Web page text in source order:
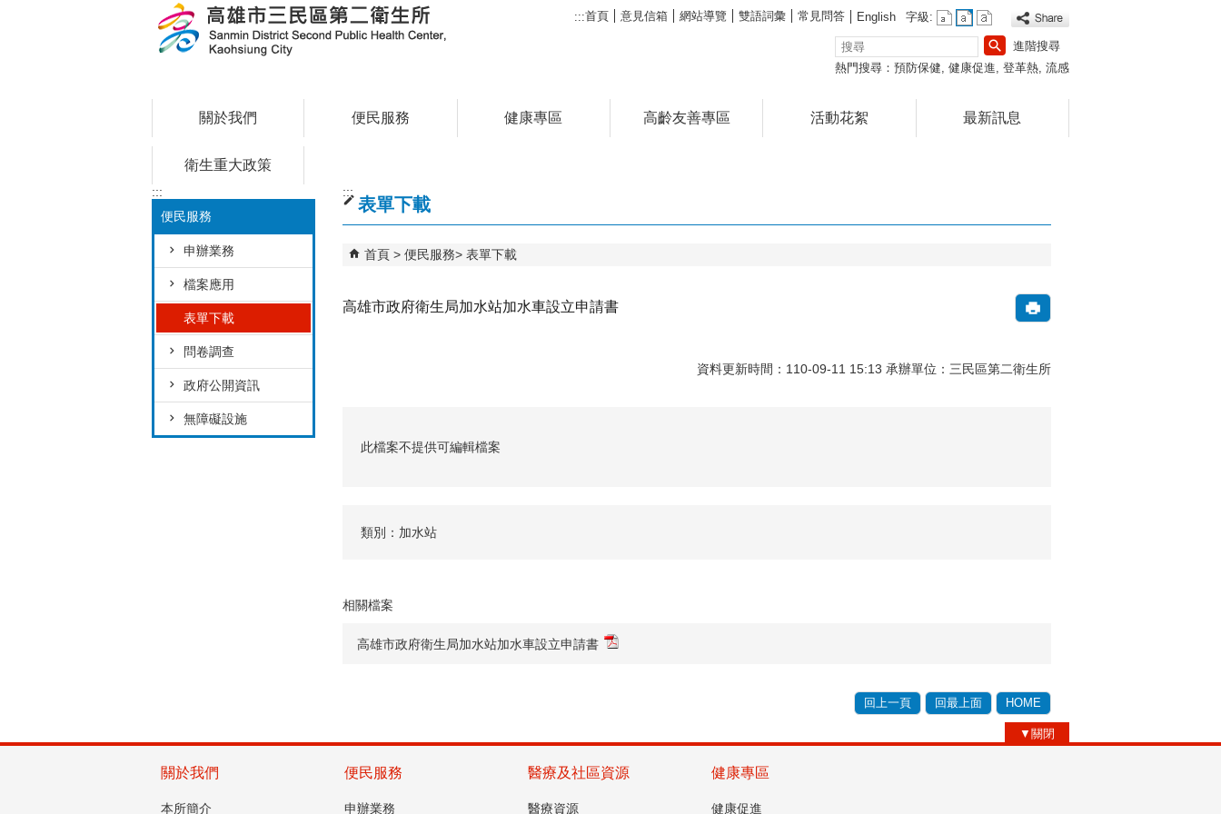
:::首頁 意見信箱 網站導覽 雙語詞彙 常見問答 English
字級:
搜
尋
進階搜尋
熱門搜尋： 預防保健 健康促進 登革熱 流感
關於我們 便民服務 健康專區 高齡友善專區 活動花絮 最新訊息
衛生重大政策
:::
便民服務
申辦業務
檔案應用
表單下載
問卷調查
政府公開資訊
無障礙設施
:::
表單下載
首頁 便民服務 表單下載
高雄市政府衛生局加水站加水車設立申請書
資料更新時間：110-09-11 15:13 承辦單位：三民區第二衛生所
此檔案不提供可編輯檔案
類別：加水站
相關檔案
高雄市政府衛生局加水站加水車設立申請書
回上一頁 回最上面 HOME
▼關閉
關於我們
本所簡介
便民服務
申辦業務
醫療及社區資源
醫療資源
健康專區
健康促進